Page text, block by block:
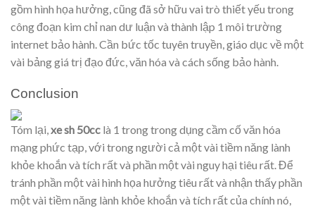
gồm hình họa hưởng, cũng đã sở hữu vai trò thiết yếu trong
công đoạn kim chỉ nan dư luận và thành lập 1 môi trường
internet bảo hành. Cần bức tốc tuyên truyền, giáo dục về một
vài bảng giá trị đạo đức, văn hóa và cách sống bảo hành.
Conclusion
Tóm lại, xe sh 50cc là 1 trong trong dụng cầm cố văn hóa
mạng phức tạp, với trong người cả một vài tiềm năng lành
khỏe khoắn và tích rất và phần một vài nguy hại tiêu rất. Để
tránh phần một vài hình họa hưởng tiêu rất và nhận thấy phần
một vài tiềm năng lành khỏe khoắn và tích rất của chính nó,